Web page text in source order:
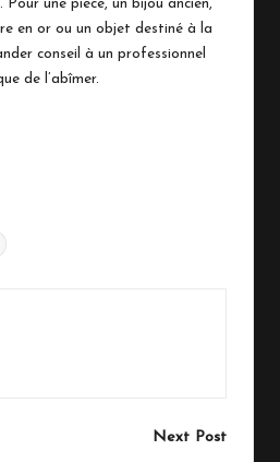
une pièce, un bijou ancien,
en or ou un objet destiné à la
conseil à un professionnel
de l’abîmer.
Next Post